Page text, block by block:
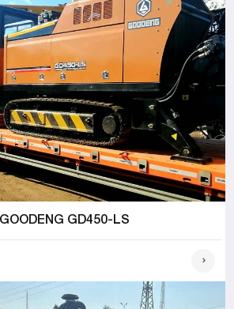
GD450-LS